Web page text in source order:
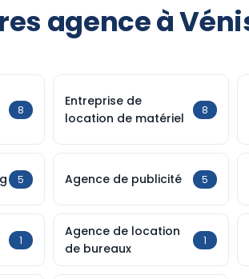
agence à
8
Entreprise de
location de matériel
8
5 Agence de publicité 5
1
Agence de location
de bureaux
1